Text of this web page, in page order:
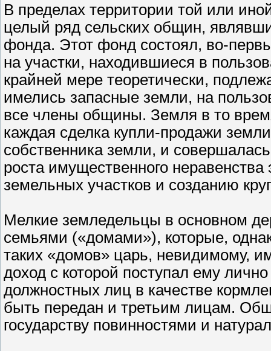
В пределах территории той или
целый ряд сельских общин,
фонда. Этот фонд состоял, во-
на участки, находившиеся в
крайней мере теоретически,
имелись запасные земли, на
все члены общины. Земля в то
каждая сделка купли-продажи
собственника земли, и
роста имущественного неравенства
земельных участков и созданию
Мелкие земледельцы в основном
семьями («домами»), которые,
таких «домов» царь, невидимому,
доход с которой поступал ему
должностных лиц в качестве
быть передан и третьим лицам.
государству повинностями и